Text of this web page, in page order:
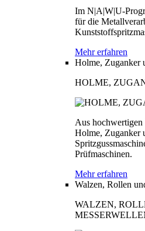
Im N|A|W|U-
für die
Mehr erfahren
Holme, Zuganker
HOLME,
Aus
Holme, Zuganker
Prüfmaschinen.
Mehr erfahren
Walzen, Rollen
WALZEN,